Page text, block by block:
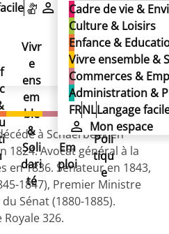
Cadre de vie &
Culture & Loisirs
Enfance &
Vivre ensemble &
Commerces &
Administration &
FRNLLangage
Mon espace
Mon espace
Vivr
e
ens
em
ble
&
Soli
dari
té
Co
mm
erc
es
&
Em
ploi
Ad
min
istr
atio
n &
Poli
tiqu
e
(Baron)
à Schaerbeek en
1824. Avocat général à la
en 1836. Sénateur en 1843,
1847), Premier Ministre
Sénat (1880-1885).
326.